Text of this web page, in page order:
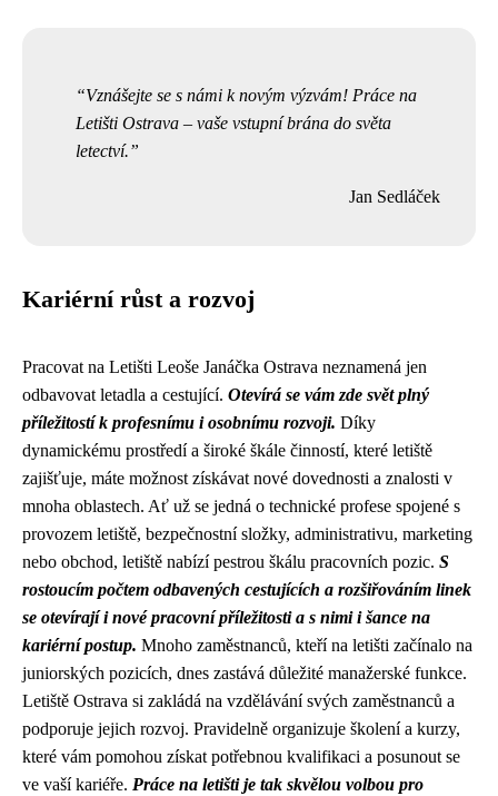
Vznášejte se s námi k novým výzvám! Práce na
Letišti Ostrava – vaše vstupní brána do světa
letectví.
Jan Sedláček
Kariérní růst a rozvoj
Pracovat na Letišti Leoše Janáčka Ostrava neznamená jen
odbavovat letadla a cestující. Otevírá se vám zde svět plný
příležitostí k profesnímu i osobnímu rozvoji. Díky
dynamickému prostředí a široké škále činností, které letiště
zajišťuje, máte možnost získávat nové dovednosti a znalosti v
mnoha oblastech. Ať už se jedná o technické profese spojené s
provozem letiště, bezpečnostní složky, administrativu, marketing
nebo obchod, letiště nabízí pestrou škálu pracovních pozic. S
rostoucím počtem odbavených cestujících a rozšiřováním linek
se otevírají i nové pracovní příležitosti a s nimi i šance na
kariérní postup. Mnoho zaměstnanců, kteří na letišti začínalo na
juniorských pozicích, dnes zastává důležité manažerské funkce.
Letiště Ostrava si zakládá na vzdělávání svých zaměstnanců a
podporuje jejich rozvoj. Pravidelně organizuje školení a kurzy,
které vám pomohou získat potřebnou kvalifikaci a posunout se
ve vaší kariéře. Práce na letišti je tak skvělou volbou pro